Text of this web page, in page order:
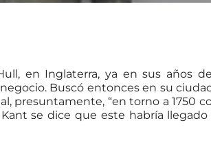
en Inglaterra, ya en sus años
Buscó entonces en su
presuntamente, “en torno a 1750
se dice que este habría llegado